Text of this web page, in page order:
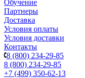
Обучение
Партнеры
Доставка
Условия оплаты
Условия доставки
Контакты
8 (800) 234-29-85
8 (800) 234-29-85
+7 (499) 350-62-13